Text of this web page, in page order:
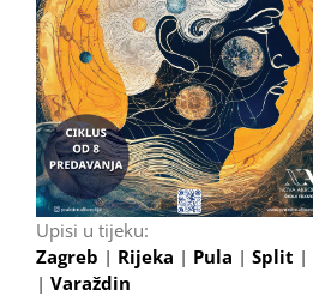
Upisi u tijeku:
Zagreb | Rijeka | Pula | Split |
| Varaždin